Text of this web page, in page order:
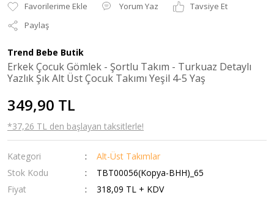
Yorum Yaz
Tavsiye Et
Paylaş
Trend Bebe Butik
Erkek Çocuk Gömlek - Şortlu Takım - Turkuaz Detaylı
Yazlık Şık Alt Üst Çocuk Takımı Yeşil 4-5 Yaş
349,90 TL
*37,26 TL den başlayan taksitlerle!
Kategori
Alt-Üst Takımlar
Stok Kodu
TBT00056(Kopya-BHH)_65
Fiyat
318,09 TL + KDV